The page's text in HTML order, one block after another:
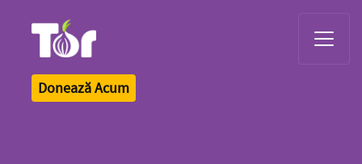
Donează Acum